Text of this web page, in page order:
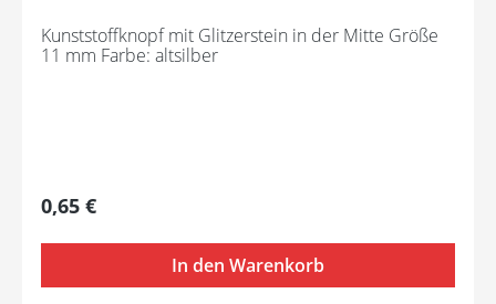
Kunststoffknopf mit Glitzerstein in der Mitte Größe
11 mm Farbe: altsilber
Regulärer Preis:
0,65 €
In den Warenkorb